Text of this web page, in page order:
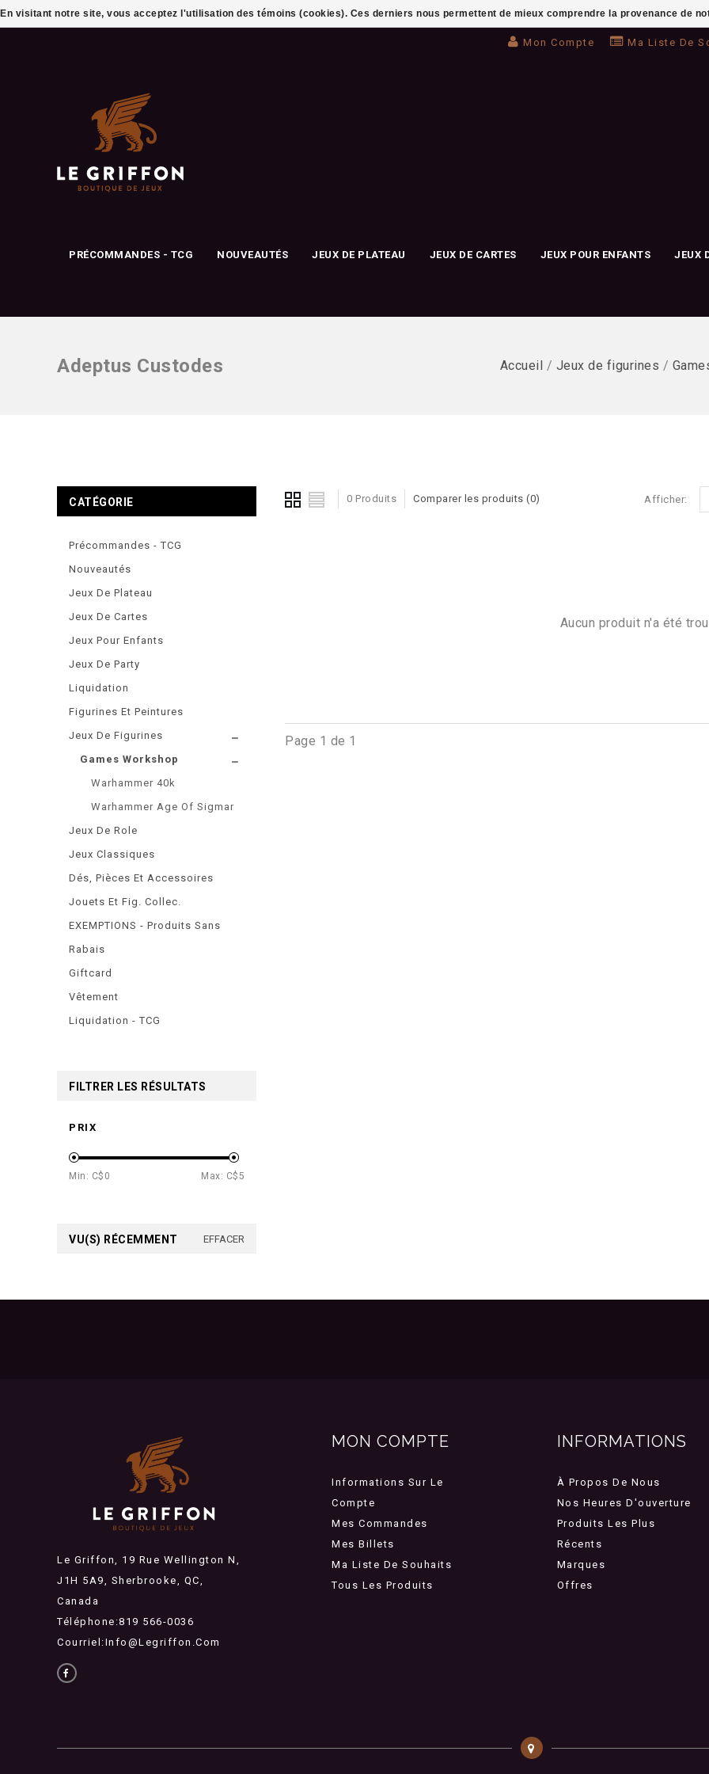
Mon Compte Ma Liste De
PRÉCOMMANDES - TCG NOUVEAUTÉS JEUX DE PLATEAU JEUX DE CARTES JEUX POUR ENFANTS JEUX
Adeptus Custodes Accueil / Jeux de figurines /
0 Produits Comparer les produits (0) Afficher:
Aucun produit n'a été
Page 1 de 1
CATÉGORIE
Précommandes - TCG
Nouveautés
Jeux De Plateau
Jeux De Cartes
Jeux Pour Enfants
Jeux De Party
Liquidation
Figurines Et Peintures
Jeux De Figurines
Games Workshop
Warhammer 40k
Warhammer Age Of Sigmar
Jeux De Role
Jeux Classiques
Dés, Pièces Et Accessoires
Jouets Et Fig. Collec.
EXEMPTIONS - Produits Sans
Rabais
Giftcard
Vêtement
Liquidation - TCG
FILTRER LES RÉSULTATS
PRIX
Min: C$ 0 Max: C$ 5
VU(S) RÉCEMMENT EFFACER
Le Griffon, 19 Rue Wellington N,
J1H 5A9, Sherbrooke, QC,
Canada
Téléphone:819 566-0036
Courriel:Info@legriffon.com
MON COMPTE
Informations Sur Le
Compte
Mes Commandes
Mes Billets
Ma Liste De Souhaits
Tous Les Produits
INFORMATIONS
À Propos De Nous
Nos Heures D'ouverture
Produits Les Plus
Récents
Marques
Offres
En visitant notre site, vous acceptez l'utilisation des témoins (cookies). Ces derniers nous permettent de mieux comprendre la provenance de